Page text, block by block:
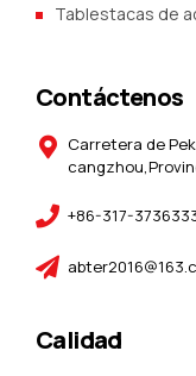
Tablestacas de
Contáctenos
Carretera de
+86-317-
Calidad